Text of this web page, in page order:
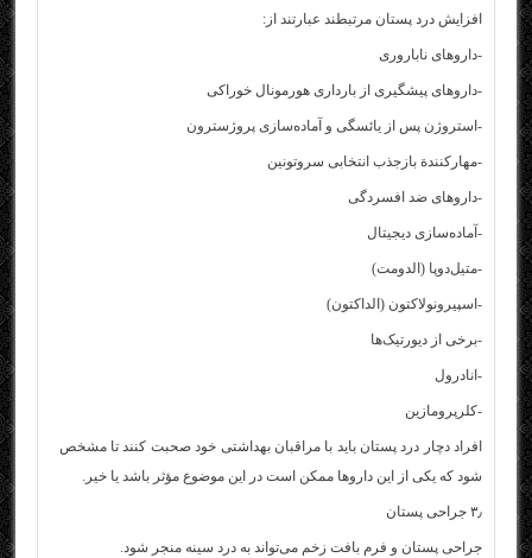
افزایش درد پستان مرتبطند عبارتند از:
-داروهای ناباروری
-داروهای پیشگیری از بارداری هورمونال خوراکی
-استروژن پس از یائسگی و آماده‌سازی پروژسترون
-مهارکنندة بازجذب انتخابی سروتونین
-داروهای ضد افسردگی
-آماده‌سازی دیجیتال
-متیل‌دوپا (الدومت)
-اسپیرونولاکتون (الداکتون)
-برخی از دیورتیک‌ها
-انادرول
-کلرپرومازین
افراد دچار درد پستان باید با مراقبان بهداشتی خود صحبت کنند تا مشخص
شود که یکی از این داروها ممکن است در این موضوع مؤثر باشد یا خیر.
۳٫ جراحی پستان
جراحی پستان و فرم بافت زخم می‌تواند به درد سینه منجر شود.